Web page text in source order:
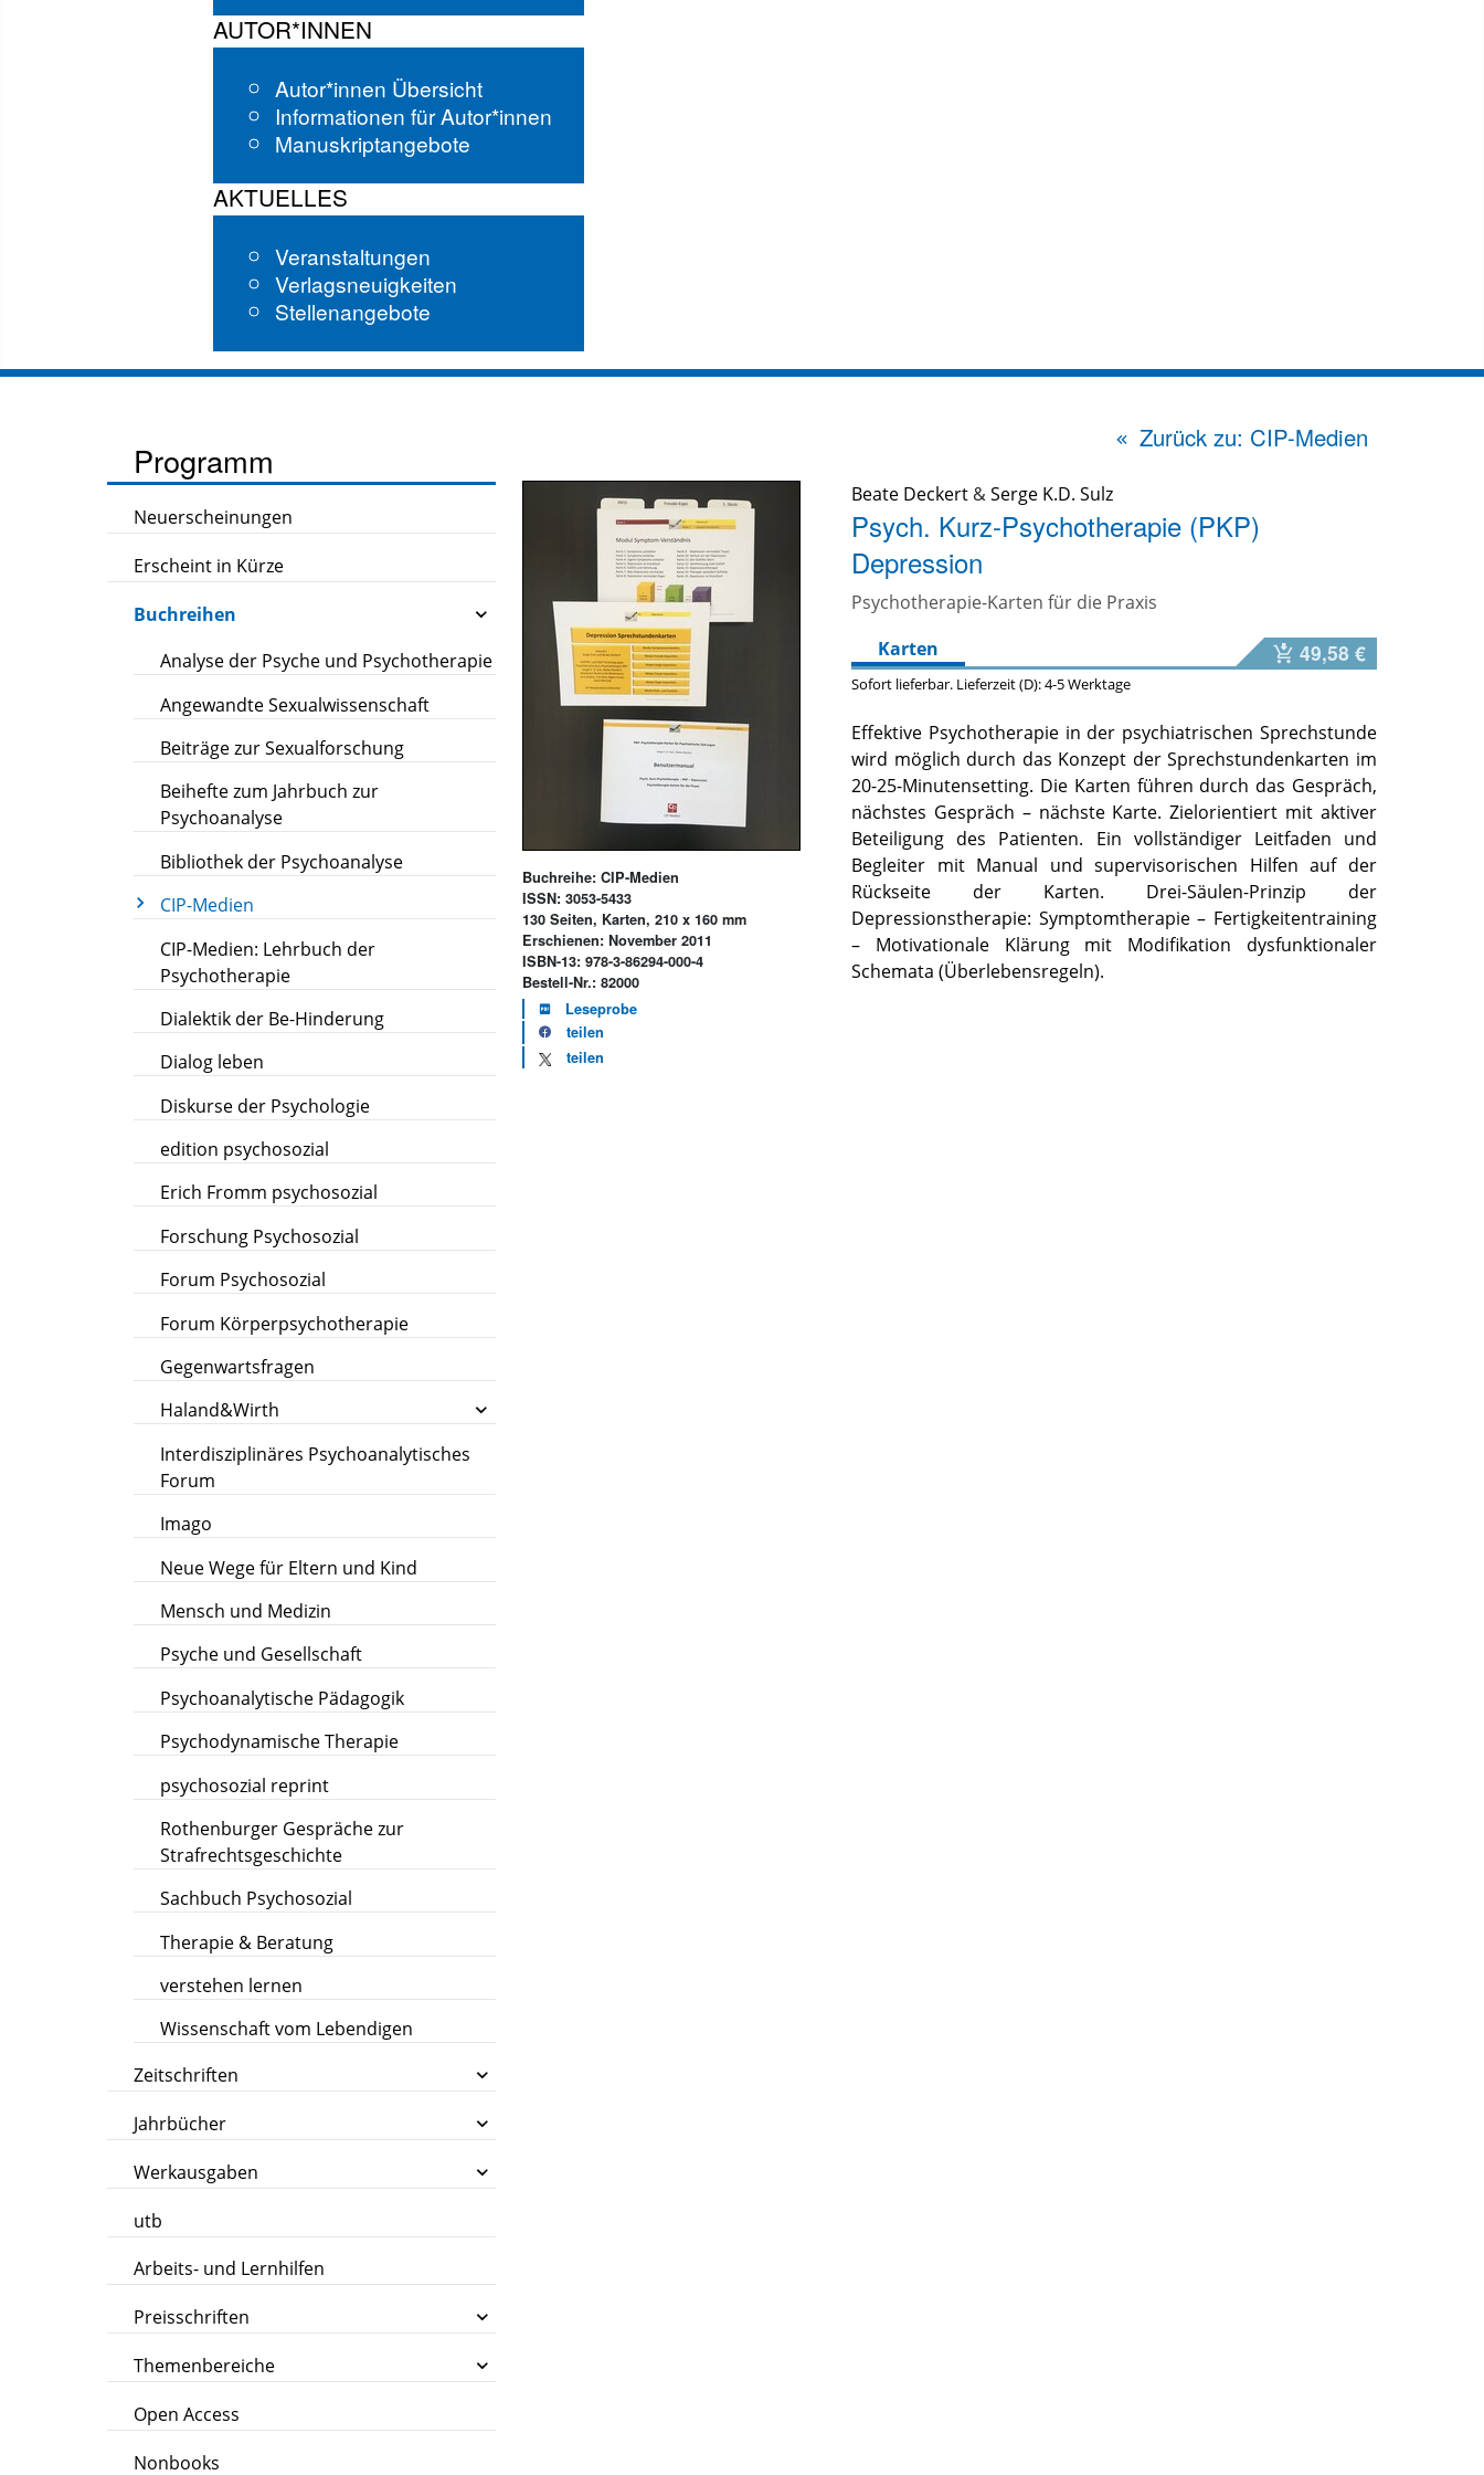
AUTOR*INNEN
Autor*innen Übersicht
Informationen für Autor*innen
Manuskriptangebote
AKTUELLES
Veranstaltungen
Verlagsneuigkeiten
Stellenangebote
Programm
Neuerscheinungen
Erscheint in Kürze
Buchreihen
Analyse der Psyche und Psychotherapie
Angewandte Sexualwissenschaft
Beiträge zur Sexualforschung
Beihefte zum Jahrbuch zur
Psychoanalyse
Bibliothek der Psychoanalyse
CIP-Medien
CIP-Medien: Lehrbuch der
Psychotherapie
Dialektik der Be-Hinderung
Dialog leben
Diskurse der Psychologie
edition psychosozial
Erich Fromm psychosozial
Forschung Psychosozial
Forum Psychosozial
Forum Körperpsychotherapie
Gegenwartsfragen
Haland&Wirth
Interdisziplinäres Psychoanalytisches
Forum
Imago
Neue Wege für Eltern und Kind
Mensch und Medizin
Psyche und Gesellschaft
Psychoanalytische Pädagogik
Psychodynamische Therapie
psychosozial reprint
Rothenburger Gespräche zur
Strafrechtsgeschichte
Sachbuch Psychosozial
Therapie & Beratung
verstehen lernen
Wissenschaft vom Lebendigen
Zeitschriften
Jahrbücher
Werkausgaben
utb
Arbeits- und Lernhilfen
Preisschriften
Themenbereiche
Open Access
Nonbooks
Zurück zu: CIP-Medien
Buchreihe: CIP-Medien
ISSN: 3053-5433
130 Seiten, Karten, 210 x 160 mm
Erschienen: November 2011
ISBN-13: 978-3-86294-000-4
Bestell-Nr.: 82000
Leseprobe
teilen
teilen
Beate Deckert &Serge K.D. Sulz
Psych. Kurz-Psychotherapie (PKP)
Depression
Psychotherapie-Karten für die Praxis
Karten
49,58 €
Sofort lieferbar. Lieferzeit (D): 4-5 Werktage
Effektive Psychotherapie in der psychiatrischen Sprechstunde
wird möglich durch das Konzept der Sprechstundenkarten im
20-25-Minutensetting. Die Karten führen durch das Gespräch,
nächstes Gespräch – nächste Karte. Zielorientiert mit aktiver
Beteiligung des Patienten. Ein vollständiger Leitfaden und
Begleiter mit Manual und supervisorischen Hilfen auf der
Rückseite der Karten. Drei-Säulen-Prinzip der
Depressionstherapie: Symptomtherapie – Fertigkeitentraining
– Motivationale Klärung mit Modifikation dysfunktionaler
Schemata (Überlebensregeln).